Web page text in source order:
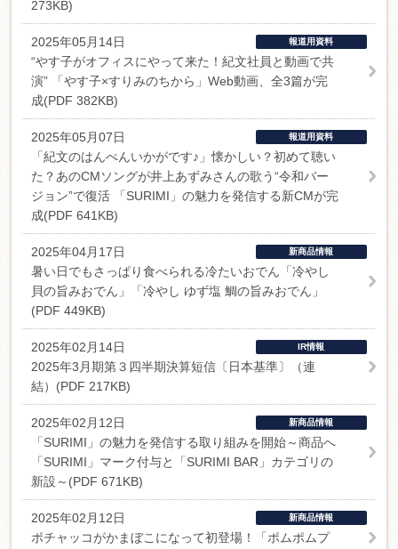
273KB)
2025年05月14日 報道用資料
“やす子がオフィスにやって来た！紀文社員と動画で共
演” 「やす子×すりみのちから」Web動画、全3篇が完
成(PDF 382KB)
2025年05月07日 報道用資料
「紀文のはんぺんいかがです♪」懐かしい？初めて聴い
た？あのCMソングが井上あずみさんの歌う“令和バー
ジョン”で復活 「SURIMI」の魅力を発信する新CMが完
成(PDF 641KB)
2025年04月17日 新商品情報
暑い日でもさっぱり食べられる冷たいおでん「冷やし
貝の旨みおでん」「冷やし ゆず塩 鯛の旨みおでん」
(PDF 449KB)
2025年02月14日 IR情報
2025年3月期第３四半期決算短信〔日本基準〕（連
結）(PDF 217KB)
2025年02月12日 新商品情報
「SURIMI」の魅力を発信する取り組みを開始～商品へ
「SURIMI」マーク付与と「SURIMI BAR」カテゴリの
新設～(PDF 671KB)
2025年02月12日 新商品情報
ポチャッコがかまぼこになって初登場！「ポムポムプ